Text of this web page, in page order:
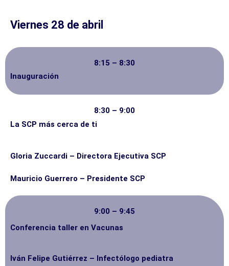
Viernes 28 de abril
8:15 – 8:30
Inauguración
8:30 – 9:00
La SCP más cerca de ti
Gloria Zuccardi – Directora Ejecutiva SCP
Mauricio Guerrero – Presidente SCP
9:00 – 9:45
Conferencia taller en Vacunas
Iván Felipe Gutiérrez – Infectólogo pediatra